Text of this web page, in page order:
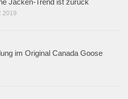
Jacken-Trend ist zurück
2019
im Original Canada Goose